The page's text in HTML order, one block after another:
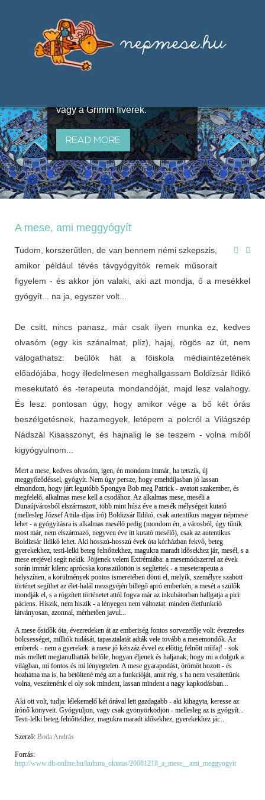
útján terjedő elbeszélésekből,
melyeket olyan ismert gyűjtők
állítottak össze, mint Benedek
vagy a Grimm fivérek.
READ MORE
A mese, ami meggyógyít
Tudom, korszerűtlen, de van bennem némi szkepszis,
amikor például tévés távgyógyítók remek műsorait
figyelem - és akkor jön valaki, aki azt mondja, ő a mesékkel
gyógyít... na ja, egyszer volt...
De csitt, nincs panasz, már csak ilyen munka ez, kedves
olvasóm (egy kis szánalmat, plíz), hajaj, rögös az út, nem
válogathatsz: beülök hát a főiskola médiaintézetének
előadójába, hogy illedelmesen meghallgassam Boldizsár Ildikó
mesekutató és -terapeuta mondandóját, majd lesz valahogy.
És lesz: pontosan úgy, hogy amikor vége a bő két órás
beszélgetésnek, hazamegyek, letépem a polcról a Világszép
Nádszál Kisasszonyt, és hajnalig le se teszem - volna miből
kigyógyulnom...
Mert a mese, kedves olvasóm, igen, én mondom immár, ha tetszik, új
meggyőződéssel, gyógyít. Nem úgy persze, hogy emeltdíjasban jó lassan
elmondom, hogy járt legutóbb Spongya Bob meg Patrick - avatott szakember, és
megfelelő, alkalmas mese kell a csodához. Az alkalmas mese, meséli a
Dunaújvárosból elszármazott, több mint húsz éve a mesék mélységeit kutató
(mellesleg József Attila-díjas író) Boldizsár Ildikó, csak autentikus magyar népmese
lehet - a gyógyításra is alkalmas mesélő pedig (mondom én, a városból, úgy tűnik
most már, nem elszármazó, negyven éve itt kutató mesélő), csak az autentikus
Boldizsár Ildikó lehet. Aki hosszú-hosszú évek óta kórházban fekvő, beteg
gyerekekhez, testi-lelki beteg felnőttekhez, magukra maradt idősekhez jár, mesél, s a
mese erejével segít nekik. Jöjjenek velem Extrémiába: a mesemódszerrel az évek
során immár kilenc aprócska koraszülöttön is segítettek - a meseterapeuta a
helyszínen, a körülmények pontos ismeretében dönti el, melyik, személyre szabott
történet segíthet az élet-halál mezsgyéjén billegő apró emberkén, a mesét a szülők
mondják el, s a rögzített történetet attól fogva már az inkubátorban hallgatja a pici
páciens. Hiszik, nem hiszik - a lényegen nem változtat: minden életfunkció
látványosan, azonnal, mérhetően javul...
A mese ősidők óta, évezredeken át az emberiség fontos sorvezetője volt: évezredes
bölcsességet, milliók tudását, tapasztalatát adták vele tovább a mesemondók. Az
emberek - nem a gyerekek: a mese jó kétszáz évvel ez előttig felnőtt műfaj! - sok
más mellett megtanulhatták belőle, hogyan éljenek és haljanak; hogy mi a dolguk a
világban, mi fontos és mi lényegtelen. A mese gyarapodást, örömöt hozott - és
hozhatna ma is, ha betöltené még azt a funkcióját, amit rég, s ha nem veszítettünk
volna, veszítenénk el oly sok mindent, lassan mindent a nagy kapkodásban...
Aki ott volt, tudja: lélekemelő két órával lett gazdagabb - aki kihagyta, keresse az
írónő könyveit. Gyógyuljon, vagy csak gyönyörködjön - mellesleg az is gyógyít...
Testi-lelki beteg felnőttekhez, magukra maradt idősekhez, gyerekekhez jár...
Szerző: Boda András
Forrás:
http://www.dh-online.hu/kultura_oktatas/20081218_a_mese__ami_meggyogyit